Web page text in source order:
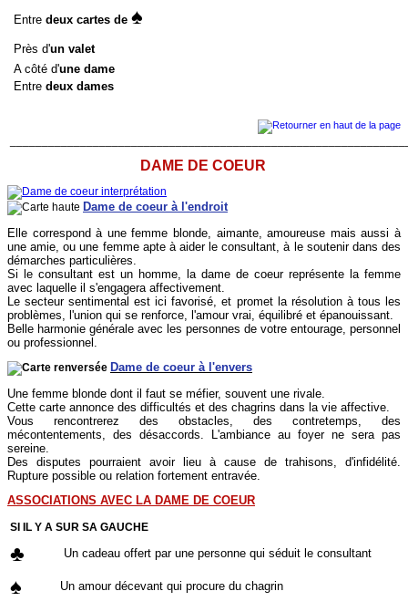
Entre deux cartes de ♠
Près d'un valet
A côté d'une dame
Entre deux dames
DAME DE COEUR
Dame de coeur à l'endroit
Elle correspond à une femme blonde, aimante, amoureuse mais aussi à
une amie, ou une femme apte à aider le consultant, à le soutenir dans des
démarches particulières.
Si le consultant est un homme, la dame de coeur représente la femme
avec laquelle il s'engagera affectivement.
Le secteur sentimental est ici favorisé, et promet la résolution à tous les
problèmes, l'union qui se renforce, l'amour vrai, équilibré et épanouissant.
Belle harmonie générale avec les personnes de votre entourage, personnel
ou professionnel.
Dame de coeur à l'envers
Une femme blonde dont il faut se méfier, souvent une rivale.
Cette carte annonce des difficultés et des chagrins dans la vie affective.
Vous rencontrerez des obstacles, des contretemps, des
mécontentements, des désaccords. L'ambiance au foyer ne sera pas
sereine.
Des disputes pourraient avoir lieu à cause de trahisons, d'infidélité.
Rupture possible ou relation fortement entravée.
ASSOCIATIONS AVEC LA DAME DE COEUR
SI IL Y A SUR SA GAUCHE
♣ Un cadeau offert par une personne qui séduit le consultant
♠ Un amour décevant qui procure du chagrin